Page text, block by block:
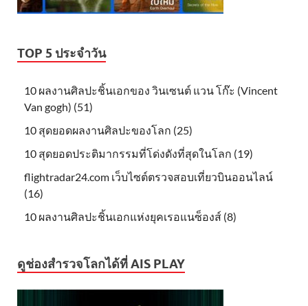
TOP 5 ประจำวัน
10 ผลงานศิลปะชิ้นเอกของ วินเซนต์ แวน โก๊ะ (Vincent
Van gogh) (51)
10 สุดยอดผลงานศิลปะของโลก (25)
10 สุดยอดประติมากรรมที่โด่งดังที่สุดในโลก (19)
flightradar24.com เว็บไซต์ตรวจสอบเที่ยวบินออนไลน์
(16)
10 ผลงานศิลปะชิ้นเอกแห่งยุคเรอแนซ็องส์ (8)
ดูช่องสำรวจโลกได้ที่ AIS PLAY